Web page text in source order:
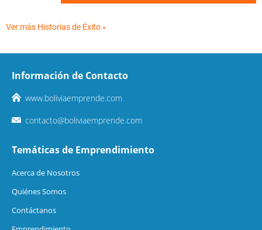
Ver más Historias de Éxito »
Información de Contacto
www.boliviaemprende.com
contacto@boliviaemprende.com
Temáticas de Emprendimiento
Acerca de Nosotros
Quiénes Somos
Contáctanos